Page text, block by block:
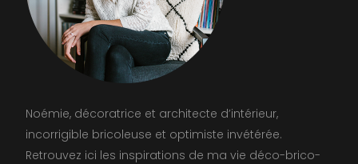
Noémie, décoratrice et architecte d’intérieur,
incorrigible bricoleuse et optimiste invétérée.
Retrouvez ici les inspirations de ma vie déco-brico-